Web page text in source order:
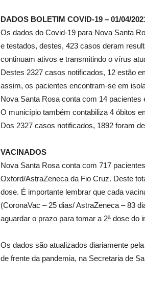
DADOS BOLETIM COVID-19 – 01/04/
Os dados do Covid-19 para Nova Santa
e testados, destes, 423 casos deram
continuam ativos e transmitindo o vírus
Destes 2327 casos notificados, 12 estão
assim, os pacientes encontram-se em
Nova Santa Rosa conta com 14
O município também contabiliza 4 óbitos
Dos 2327 casos notificados, 1892 foram
VACINADOS
Nova Santa Rosa conta com 717
Oxford/AstraZeneca da Fio Cruz. Deste
dose. É importante lembrar que cada
(CoronaVac – 25 dias/ AstraZeneca – 83
aguardar o prazo para tomar a 2ª dose do
Os dados são atualizados diariamente
de frente da pandemia, na Secretaria de